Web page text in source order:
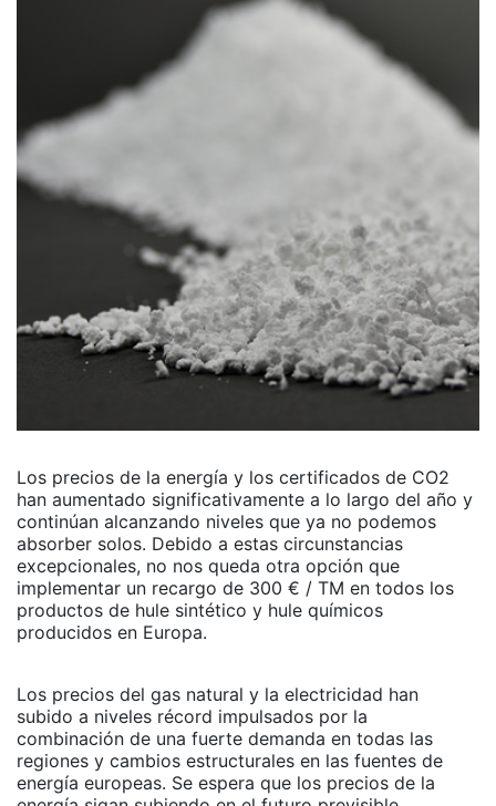
Los precios de la energía y los certificados de CO2
han aumentado significativamente a lo largo del año y
continúan alcanzando niveles que ya no podemos
absorber solos. Debido a estas circunstancias
excepcionales, no nos queda otra opción que
implementar un recargo de 300 € / TM en todos los
productos de hule sintético y hule químicos
producidos en Europa.
Los precios del gas natural y la electricidad han
subido a niveles récord impulsados ​​por la
combinación de una fuerte demanda en todas las
regiones y cambios estructurales en las fuentes de
energía europeas. Se espera que los precios de la